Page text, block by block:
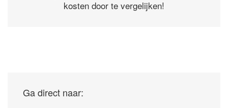
kosten door te vergelijken!
Ga direct naar: